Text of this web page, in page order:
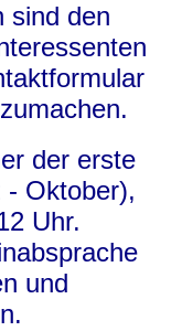
sind den
der erste
- Oktober),
Uhr.
und